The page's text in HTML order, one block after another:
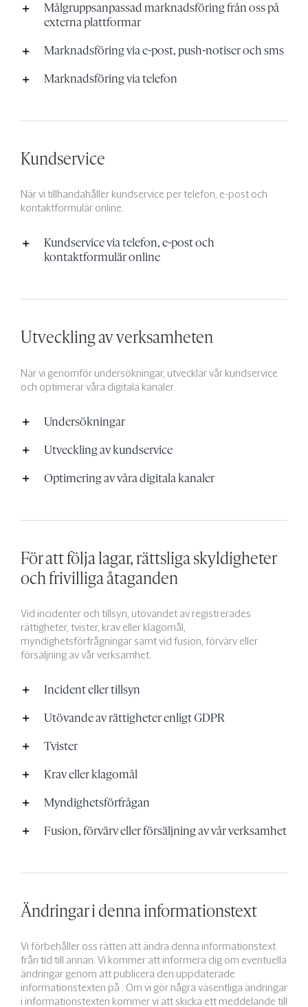
Målgruppsanpassad marknadsföring från oss på
externa plattformar
Marknadsföring via e-post, push-notiser och sms
Marknadsföring via telefon
Kundservice
När vi tillhandahåller kundservice per telefon, e-post och
kontaktformulär online.
Kundservice via telefon, e-post och
kontaktformulär online
Utveckling av verksamheten
När vi genomför undersökningar, utvecklar vår kundservice
och optimerar våra digitala kanaler.
Undersökningar
Utveckling av kundservice
Optimering av våra digitala kanaler
För att följa lagar, rättsliga skyldigheter
och frivilliga åtaganden
Vid incidenter och tillsyn, utövandet av registrerades
rättigheter, tvister, krav eller klagomål,
myndighetsförfrågningar samt vid fusion, förvärv eller
försäljning av vår verksamhet.
Incident eller tillsyn
Utövande av rättigheter enligt GDPR
Tvister
Krav eller klagomål
Myndighetsförfrågan
Fusion, förvärv eller försäljning av vår verksamhet
Ändringar i denna informationstext
Vi förbehåller oss rätten att ändra denna informationstext
från tid till annan. Vi kommer att informera dig om eventuella
ändringar genom att publicera den uppdaterade
informationstexten på . Om vi gör några väsentliga ändringar
i informationstexten kommer vi att skicka ett meddelande till